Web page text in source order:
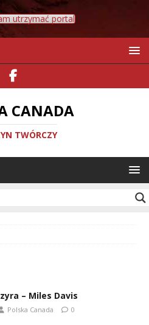
utrzymać portal
CANADA
TWÓRCZY
– Miles Davis
Polska Canada 0